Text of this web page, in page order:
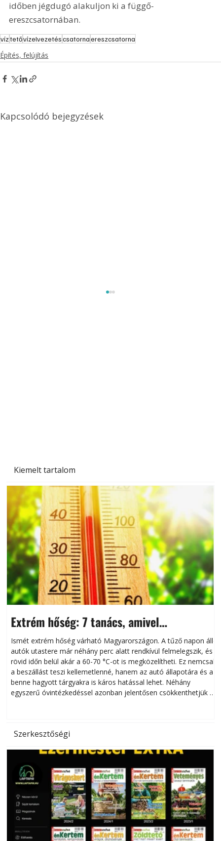
Kiemelt tartalom
Extrém hőség: 7 tanács, amivel
megóvhatjuk autónkat a nyári károktól
Ismét extrém hőség várható Magyarországon. A tűző napon álló
autók utastere már néhány perc alatt rendkívül felmelegszik, és
rövid időn belül akár a 60-70 °C-ot is megközelítheti. Ez nemcsak
a beszállást teszi kellemetlenné, hanem az autó állapotára és a
benne hagyott tárgyakra is káros hatással lehet. Néhány
egyszerű óvintézkedéssel azonban jelentősen csökkenthetjük a
Szerkesztőségi
időben jégdugó alakuljon ki a függő-
ereszcsatornában.
víztetővízelvezetéscsatornaereszcsatorna
Építés, felújítás
Kapcsolódó bejegyzések